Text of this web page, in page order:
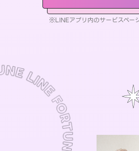
※LINEアプリ内のサービスペー